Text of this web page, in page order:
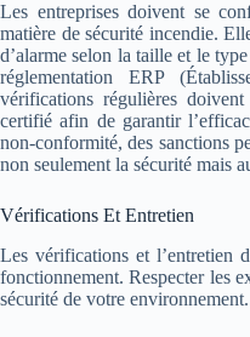
Les entreprises doivent se
matière de sécurité incendie.
d’alarme selon la taille et le
réglementation ERP
vérifications régulières
certifié afin de garantir
non-conformité, des sanctions
non seulement la sécurité mais
Vérifications Et Entretien
Les vérifications et l’entretien
fonctionnement. Respecter les
sécurité de votre environnement.